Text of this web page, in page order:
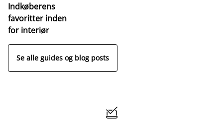
Indkøberens
favoritter inden
for interiør
Se alle guides og blog posts
